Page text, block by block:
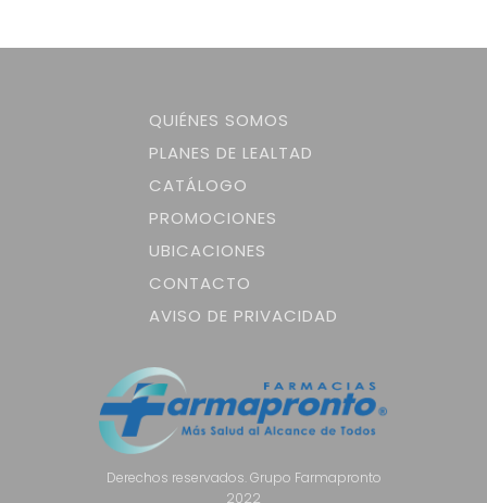
QUIÉNES SOMOS
PLANES DE LEALTAD
CATÁLOGO
PROMOCIONES
UBICACIONES
CONTACTO
AVISO DE PRIVACIDAD
Derechos reservados. Grupo Farmapronto
2022